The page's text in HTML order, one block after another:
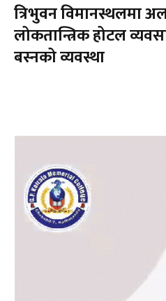
त्रिभुवन विमानस्थलमा
लोकतान्त्रिक होटल
बस्नको व्यवस्था